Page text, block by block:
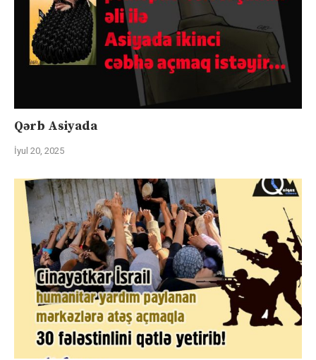
Qərb Asiyada
İyul 20, 2025